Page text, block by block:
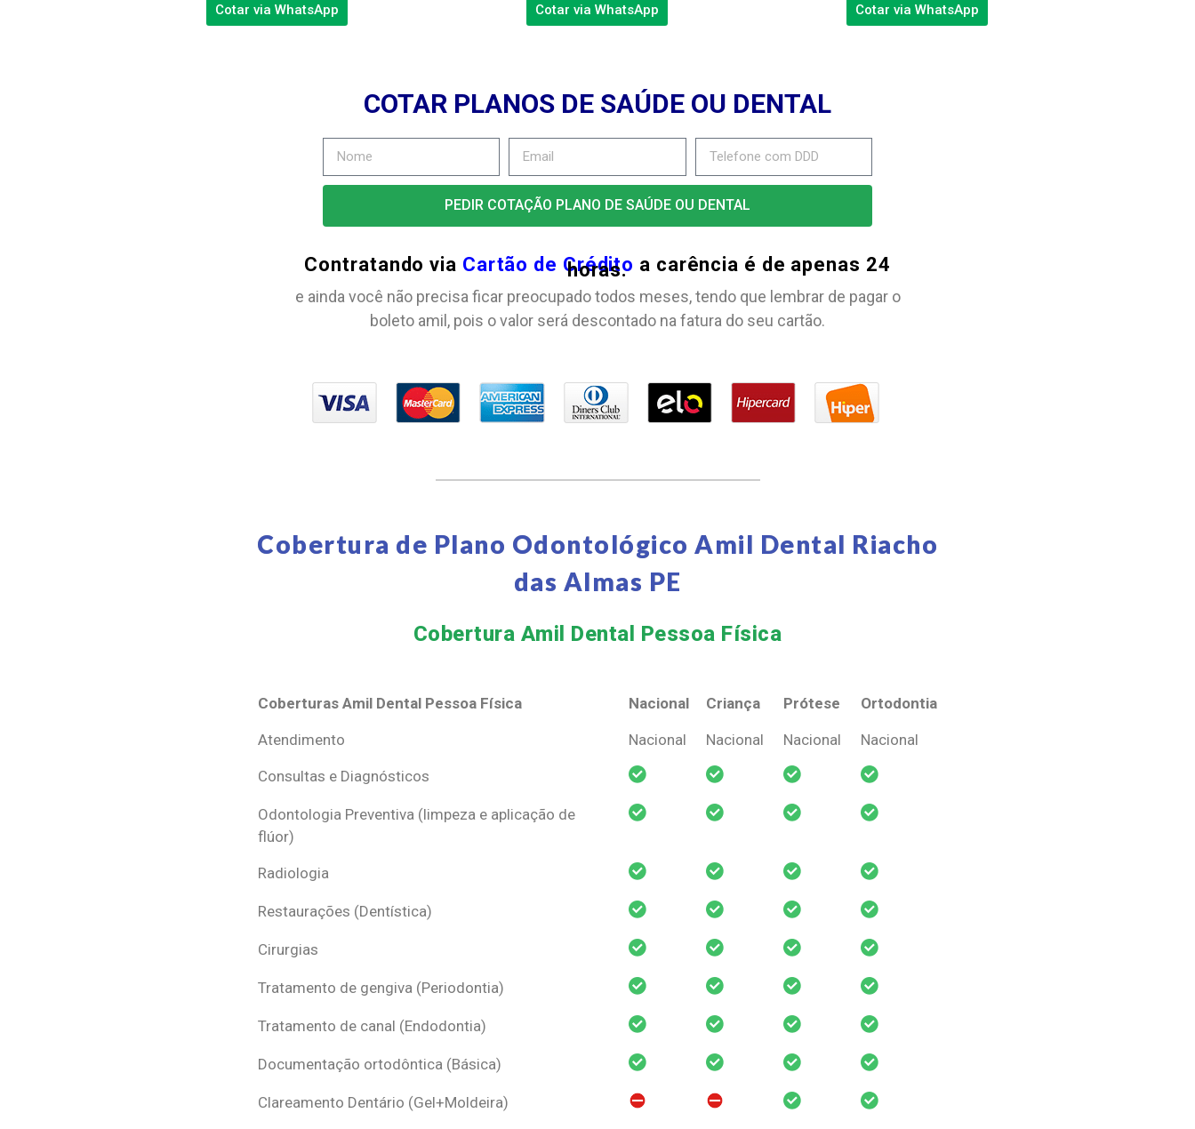
Cotar via WhatsApp Cotar via WhatsApp Cotar via WhatsApp
COTAR PLANOS DE SAÚDE OU DENTAL
PEDIR COTAÇÃO PLANO DE SAÚDE OU DENTAL
Contratando via Cartão de Crédito a carência é de apenas 24
horas.
e ainda você não precisa ficar preocupado todos meses, tendo que lembrar de pagar o
boleto amil, pois o valor será descontado na fatura do seu cartão.
Cobertura de Plano Odontológico Amil Dental Riacho
das Almas PE
Cobertura Amil Dental Pessoa Física​
Coberturas Amil Dental Pessoa Física Nacional Criança Prótese
Ortodontia
Coberturas Amil Dental Pessoa Física
Nacional Criança Prótese Ortodontia
Atendimento Nacional Nacional Nacional Nacional
Consultas e Diagnósticos
Odontologia Preventiva (limpeza e aplicação de
flúor)
Radiologia
Restaurações (Dentística)
Cirurgias
Tratamento de gengiva (Periodontia)
Tratamento de canal (Endodontia)
Documentação ortodôntica (Básica)
Clareamento Dentário (Gel+Moldeira)